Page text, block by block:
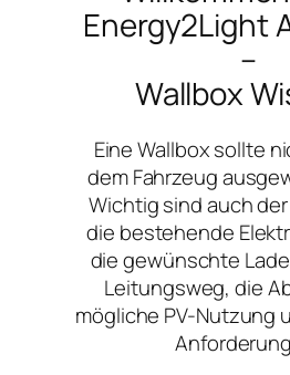
Energy2Light
–
Wallbox
Eine Wallbox sollte
dem Fahrzeug
Wichtig sind auch
die bestehende
die gewünschte
Leitungsweg, die
mögliche PV-Nutzung